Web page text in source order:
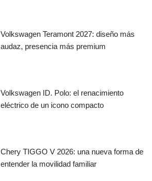
Volkswagen Teramont 2027: diseño más
audaz, presencia más premium
Volkswagen ID. Polo: el renacimiento
eléctrico de un icono compacto
Chery TIGGO V 2026: una nueva forma de
entender la movilidad familiar